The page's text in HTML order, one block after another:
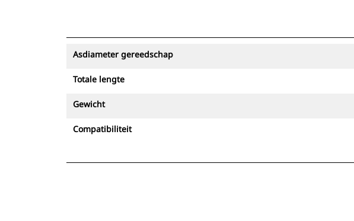
Asdiameter gereedschap
Totale lengte
Gewicht
Compatibiliteit